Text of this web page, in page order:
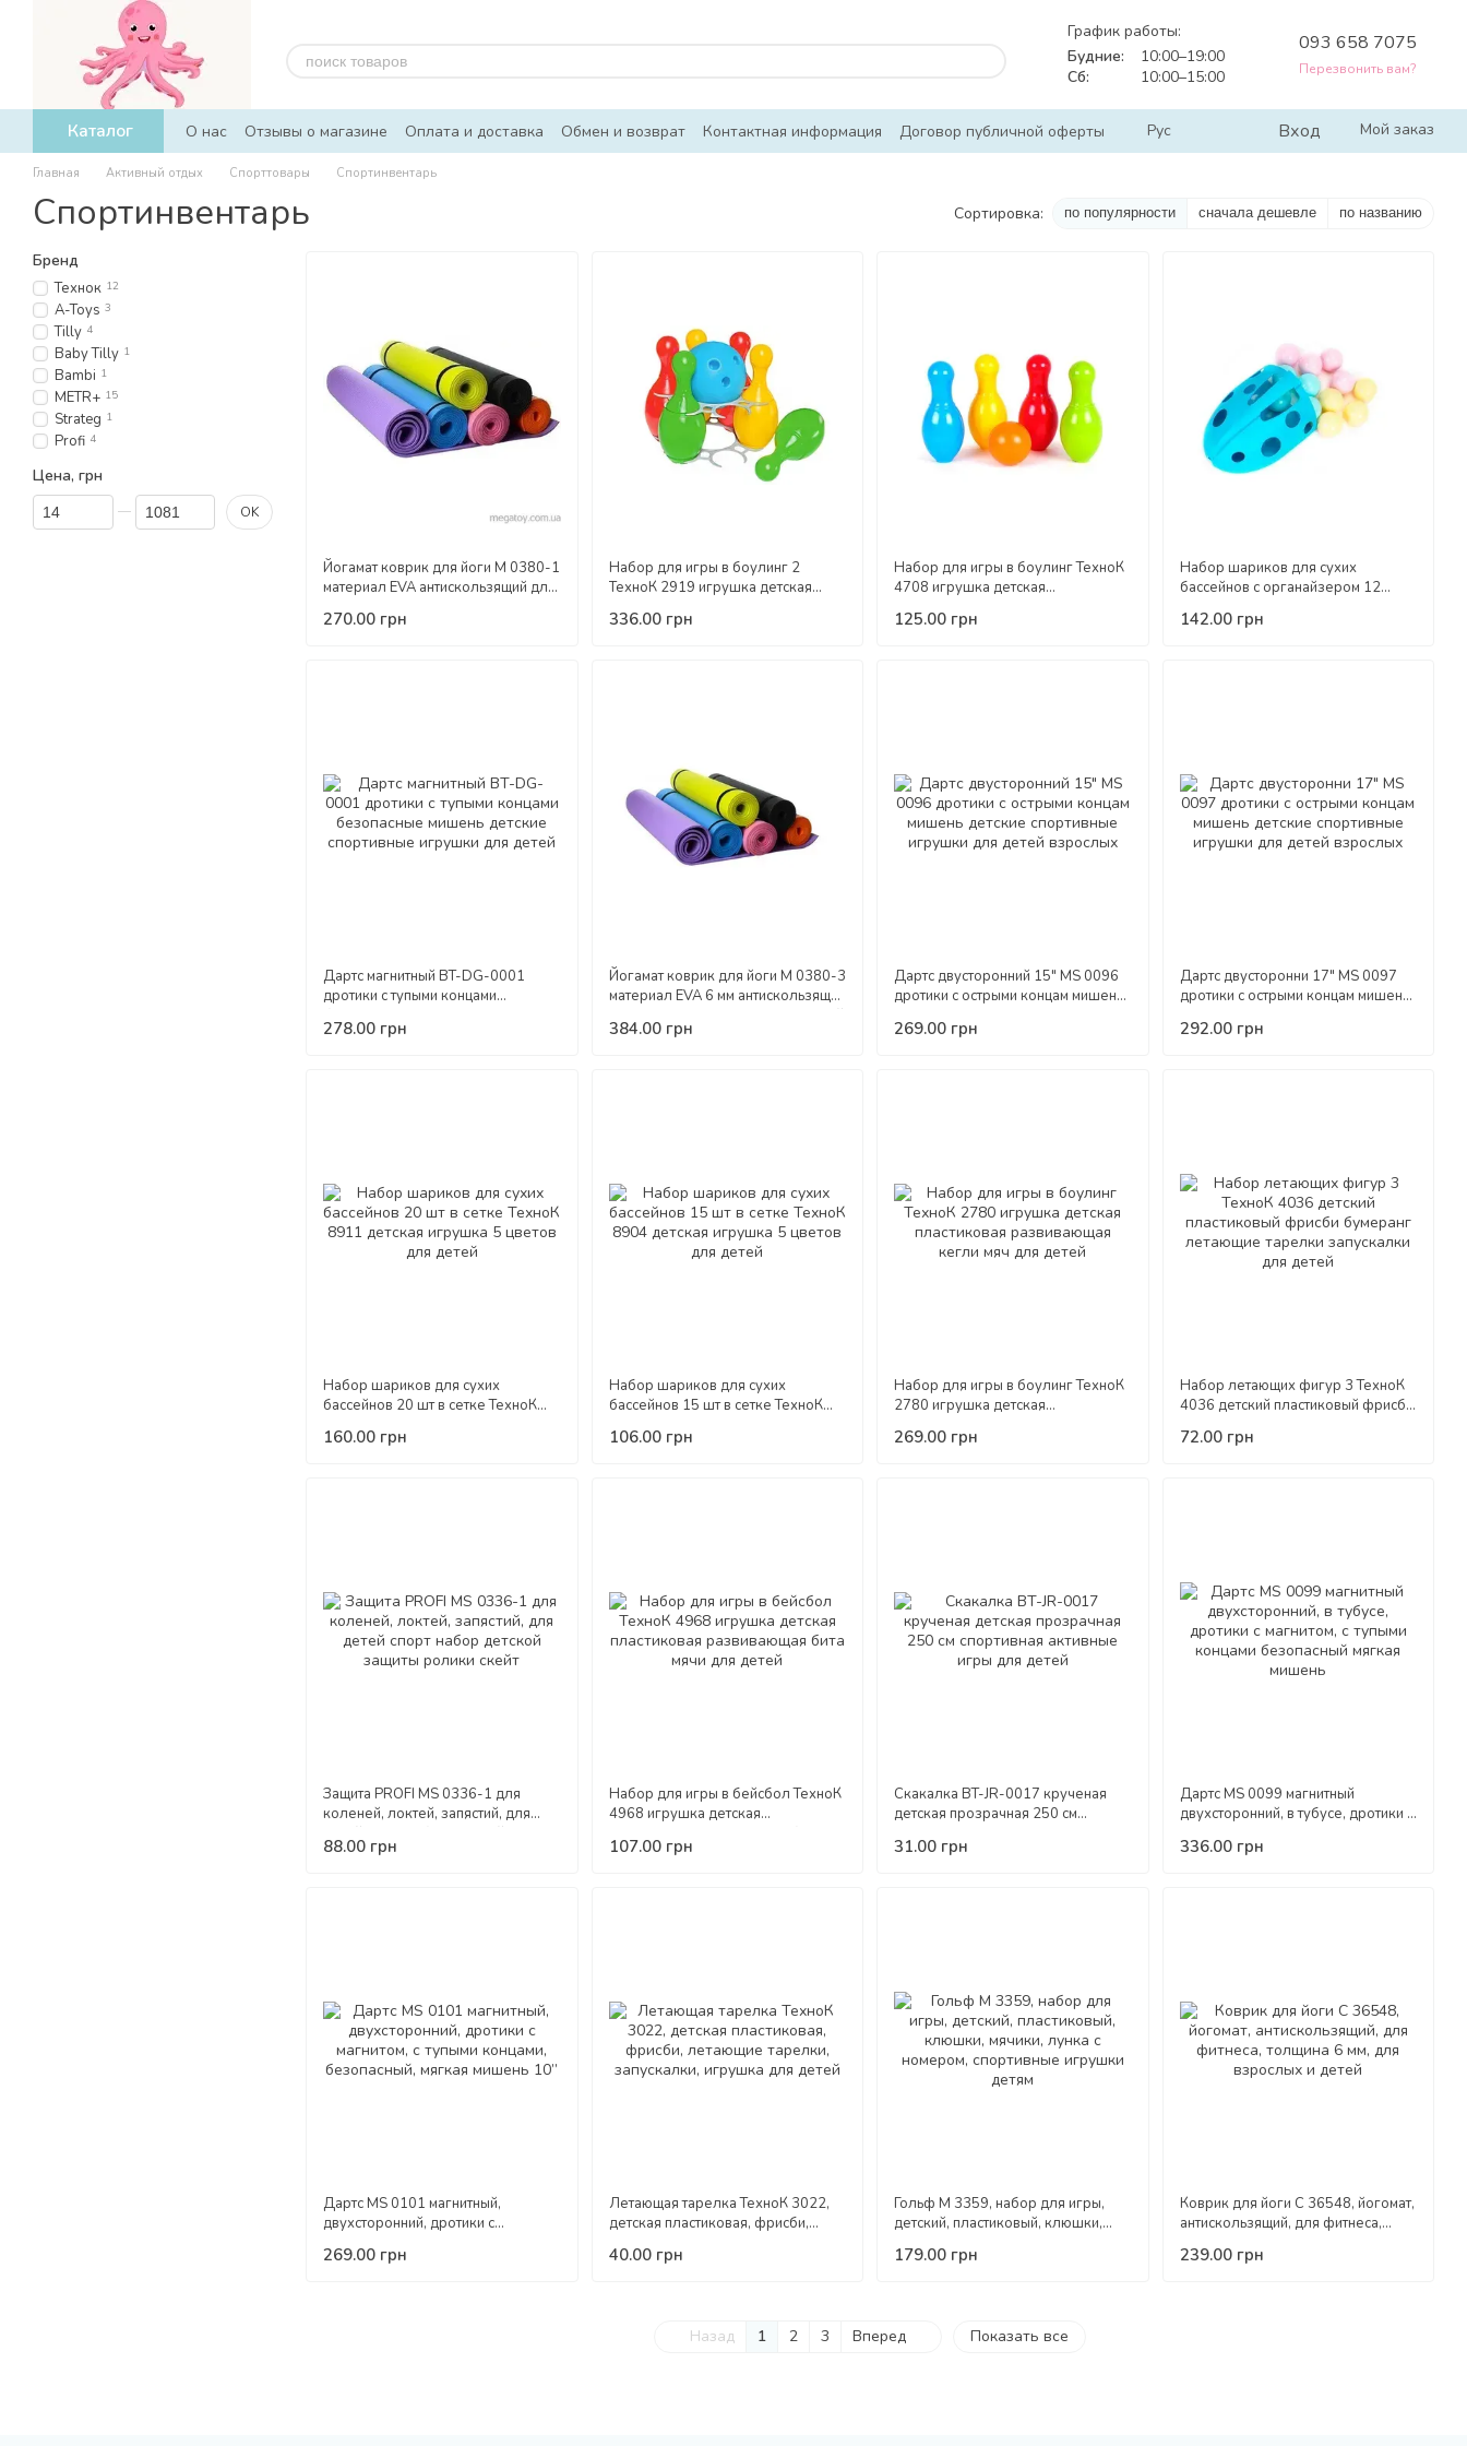
Перейти к основному контенту
График работы:
Будние:
10:00–19:00
Сб:
10:00–15:00
093 658 7075
Перезвонить вам?
Каталог О нас Отзывы о магазине Оплата и доставка Обмен и возврат Контактная информация Договор публичной оферты Рус Вход Мой заказ
Главная Активный отдых Спорттовары Спортинвентарь
Спортинвентарь Сортировка: по популярности сначала дешевле по названию
Йогамат коврик для йоги M 0380-1
материал EVA антискользящий для
270.00 грн
Набор для игры в боулинг 2
ТехноК 2919 игрушка детская
мяч подставка для детей
336.00 грн
Набор для игры в боулинг ТехноК
4708 игрушка детская
мяч для детей
125.00 грн
Набор шариков для сухих
бассейнов с органайзером 12
игрушка для детей
142.00 грн
Дартс магнитный BT-DG-0001
дротики с тупыми концами
спортивные игрушки для детей
278.00 грн
Йогамат коврик для йоги M 0380-3
материал EVA 6 мм антискользящий
173*61 см
384.00 грн
Дартс двусторонний 15" MS 0096
дротики с острыми концам мишень
детей взрослых
269.00 грн
Дартс двусторонни 17" MS 0097
дротики с острыми концам мишень
детей взрослых
292.00 грн
Набор шариков для сухих
бассейнов 20 шт в сетке ТехноК
для детей
160.00 грн
Набор шариков для сухих
бассейнов 15 шт в сетке ТехноК
для детей
106.00 грн
Набор для игры в боулинг ТехноК
2780 игрушка детская
мяч для детей
269.00 грн
Набор летающих фигур 3 ТехноК
4036 детский пластиковый фрисби
запускалки для детей
72.00 грн
Защита PROFI MS 0336-1 для
коленей, локтей, запястий, для
детей спорт набор детской защиты
ролики скейт
88.00 грн
Набор для игры в бейсбол ТехноК
4968 игрушка детская
мячи для детей
107.00 грн
Скакалка BT-JR-0017 крученая
детская прозрачная 250 см
детей
31.00 грн
Дартс MS 0099 магнитный
двухсторонний, в тубусе, дротики с
безопасный мягкая мишень
336.00 грн
Дартс MS 0101 магнитный,
двухсторонний, дротики с
безопасный, мягкая мишень 10’’
269.00 грн
Летающая тарелка ТехноК 3022,
детская пластиковая, фрисби,
игрушка для детей
40.00 грн
Гольф M 3359, набор для игры,
детский, пластиковый, клюшки,
спортивные игрушки детям
179.00 грн
Коврик для йоги С 36548, йогомат,
антискользящий, для фитнеса,
детей
239.00 грн
Назад 1 2 3 Вперед Показать все
Бренд
Технок 12
A-Toys 3
Tilly 4
Baby Tilly 1
Bambi 1
METR+ 15
Strateg 1
Profi 4
Цена, грн
От Цена, грн
До Цена, грн OK